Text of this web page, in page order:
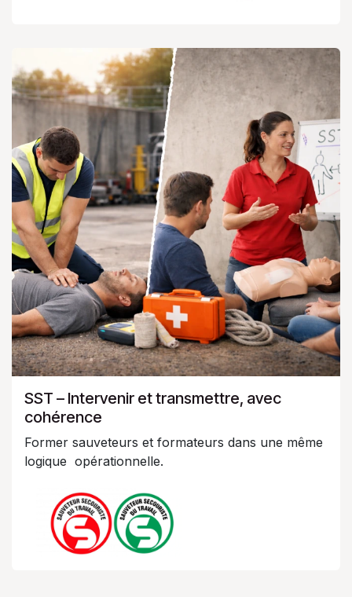
SST – Intervenir et transmettre, avec
cohérence
Former sauveteurs et formateurs dans une même
logique opérationnelle.